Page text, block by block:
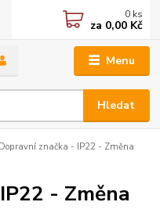
Menu
Hledat
0 ks
za 0,00 Kč
Dopravní značka - IP22 - Změna
- Změna